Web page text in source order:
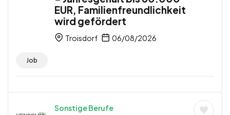
EUR, Familienfreundlichkeit
wird gefördert
Troisdorf 06/08/2026
Job
Sonstige Berufe